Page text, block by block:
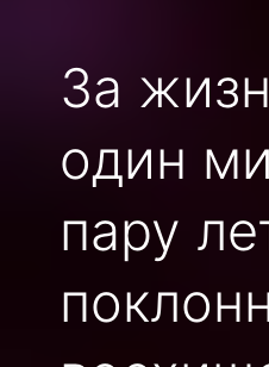
За
один
пару